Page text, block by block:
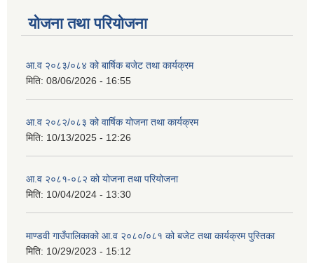
योजना तथा परियोजना
आ.व २०८३/०८४ को बार्षिक बजेट तथा कार्यक्रम
मिति: 08/06/2026 - 16:55
आ.व २०८२/०८३ को वार्षिक योजना तथा कार्यक्रम
मिति: 10/13/2025 - 12:26
आ.व २०८१-०८२ को योजना तथा परियोजना
मिति: 10/04/2024 - 13:30
माण्डवी गाउँपालिकाको आ.व २०८०/०८१ को बजेट तथा कार्यक्रम पुस्तिका
मिति: 10/29/2023 - 15:12